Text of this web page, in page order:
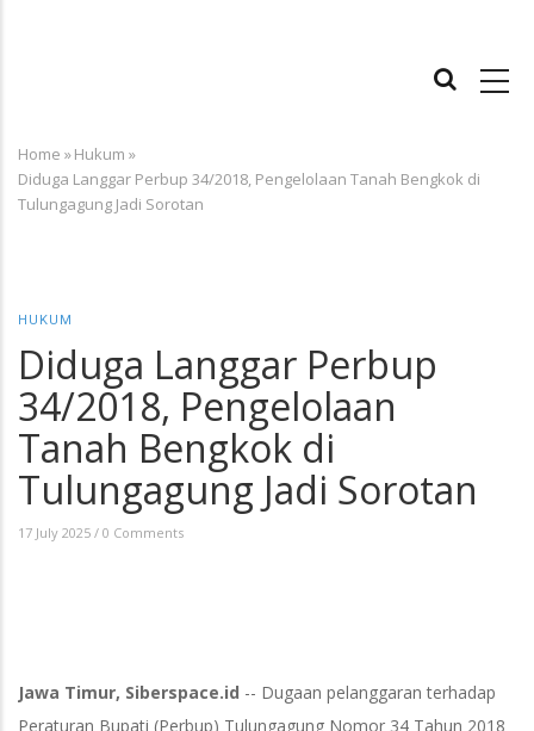
Breadcrumb
Home »Hukum »
Diduga Langgar Perbup 34/2018, Pengelolaan Tanah Bengkok di
Tulungagung Jadi Sorotan
HUKUM
Diduga Langgar Perbup
34/2018, Pengelolaan
Tanah Bengkok di
Tulungagung Jadi Sorotan
17 July 2025 / 0 Comments
Jawa Timur, Siberspace.id -- Dugaan pelanggaran terhadap
Peraturan Bupati (Perbup) Tulungagung Nomor 34 Tahun 2018